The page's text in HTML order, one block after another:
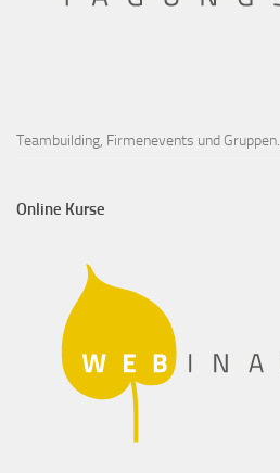
Teambuilding, Firmenevents und Gruppen.
Online Kurse